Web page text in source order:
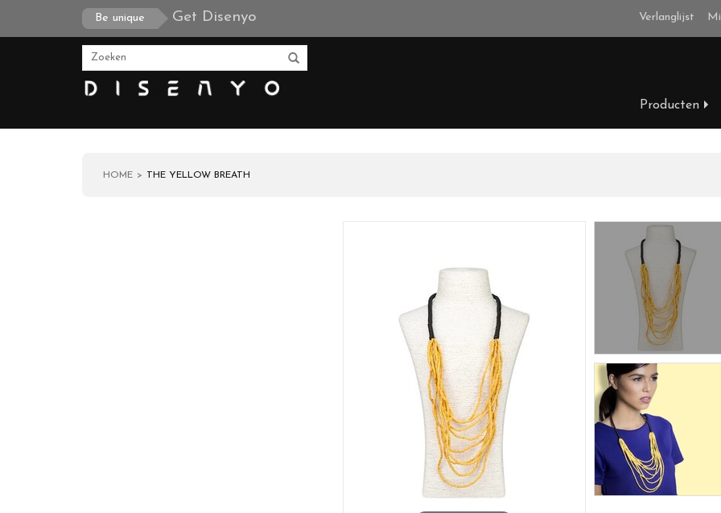
Be unique Get Disenyo Verlanglijst
Producten
HOME THE YELLOW BREATH